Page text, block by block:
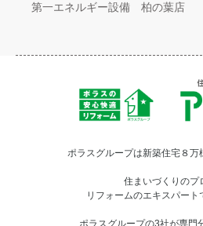
第一エネルギー設備 柏の葉店
ポラスグループは新築住宅８万
住まいづくりのプ
リフォームのエキスパート
ポラスグループの3社が専門